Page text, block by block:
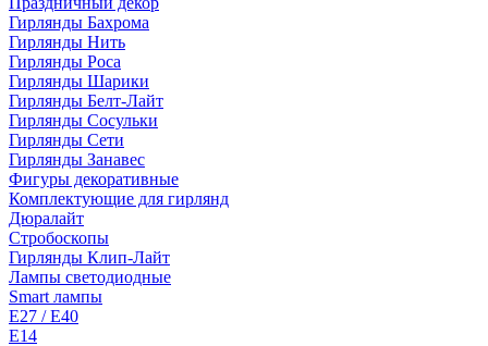
Гирлянды Бахрома
Гирлянды Нить
Гирлянды Роса
Гирлянды Шарики
Гирлянды Белт-Лайт
Гирлянды Сосульки
Гирлянды Сети
Гирлянды Занавес
Фигуры декоративные
Комплектующие для гирлянд
Дюралайт
Стробоскопы
Гирлянды Клип-Лайт
Лампы светодиодные
Smart лампы
E27 / E40
E14